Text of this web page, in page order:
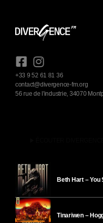
+33 9 52 61 81 36
contact@divergence-fm.org
56 rue de l'industrie, 34070
Beth Hart – You
Tinariwen –